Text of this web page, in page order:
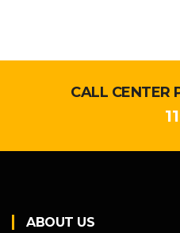
CALL CENTER
ABOUT US